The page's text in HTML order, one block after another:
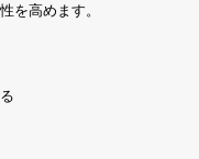
を高めます。